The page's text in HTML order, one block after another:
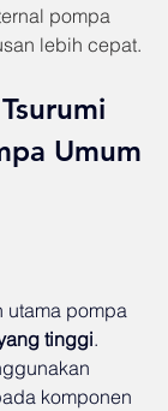
pompa
lebih cepat.
Umum
utama pompa
tinggi.
komponen